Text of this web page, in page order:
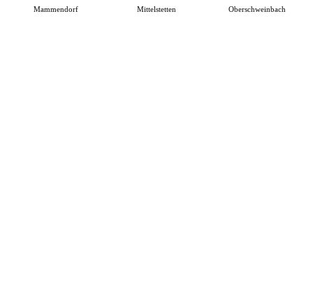
Mammendorf Mittelstetten Oberschweinbach